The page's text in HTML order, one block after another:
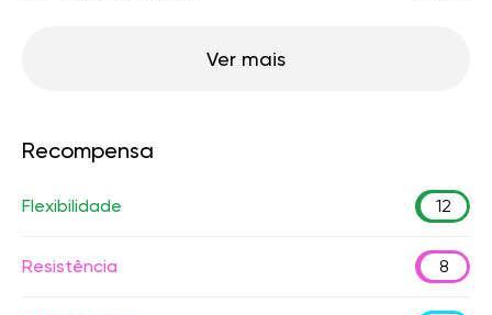
Ver mais
Recompensa
Flexibilidade 12
Resistência 8